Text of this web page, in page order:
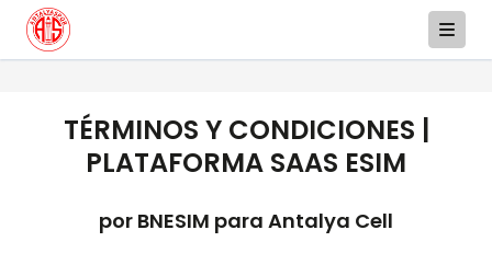
TÉRMINOS Y CONDICIONES |
PLATAFORMA SAAS ESIM
por BNESIM para Antalya Cell